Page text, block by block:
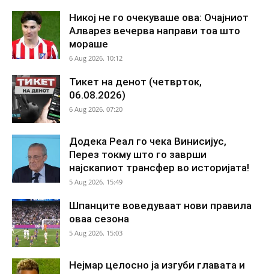
Никој не го очекуваше ова: Очајниот
Алварез вечерва направи тоа што
мораше
6 Aug 2026. 10:12
Тикет на денот (четврток,
06.08.2026)
6 Aug 2026. 07:20
Додека Реал го чека Винисијус,
Перез токму што го заврши
најскапиот трансфер во историјата!
5 Aug 2026. 15:49
Шпанците воведуваат нови правила
оваа сезона
5 Aug 2026. 15:03
Нејмар целосно ја изгуби главата и